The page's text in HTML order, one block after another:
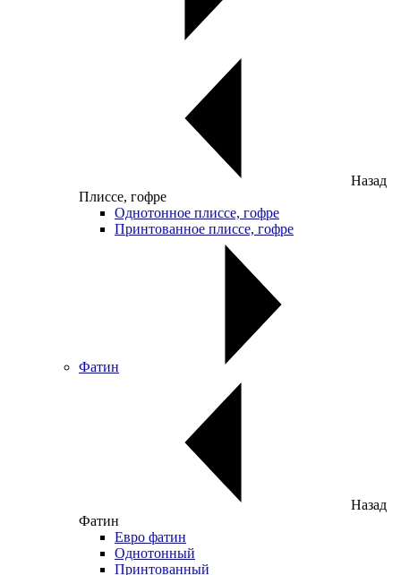
Назад
Плиссе, гофре
Однотонное плиссе, гофре
Принтованное плиссе, гофре
Фатин
Назад
Фатин
Евро фатин
Однотонный
Принтованный